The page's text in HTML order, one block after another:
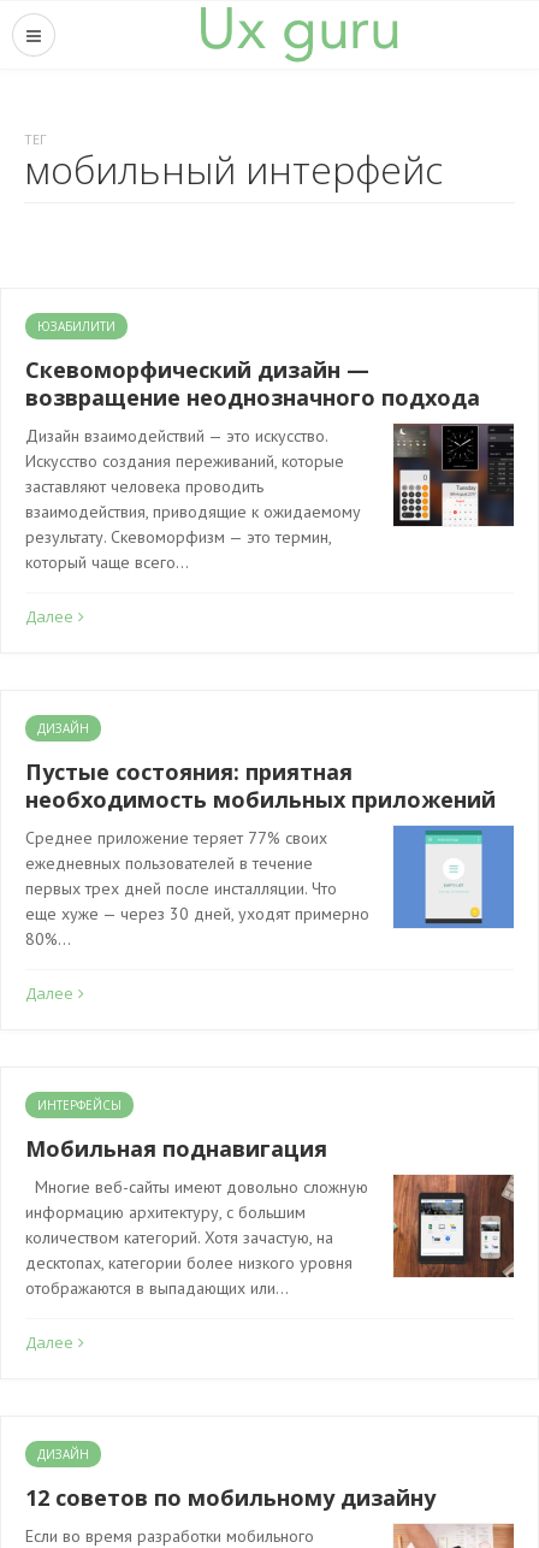
ТЕГ
мобильный интерфейс
ЮЗАБИЛИТИ
Скевоморфический дизайн —
возвращение неоднозначного подхода
Дизайн взаимодействий — это искусство.
Искусство создания переживаний, которые
заставляют человека проводить
взаимодействия, приводящие к ожидаемому
результату. Скевоморфизм — это термин,
который чаще всего…
Далее
ДИЗАЙН
Пустые состояния: приятная
необходимость мобильных приложений
Среднее приложение теряет 77% своих
ежедневных пользователей в течение
первых трех дней после инсталляции. Что
еще хуже — через 30 дней, уходят примерно
80%…
Далее
ИНТЕРФЕЙСЫ
Мобильная поднавигация
Многие веб-сайты имеют довольно сложную
информацию архитектуру, с большим
количеством категорий. Хотя зачастую, на
десктопах, категории более низкого уровня
отображаются в выпадающих или…
Далее
ДИЗАЙН
12 советов по мобильному дизайну
Если во время разработки мобильного